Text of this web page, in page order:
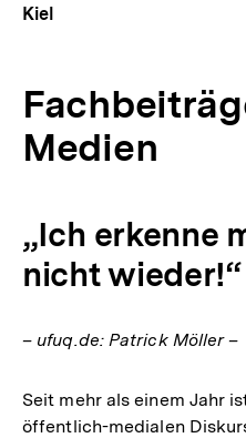
Kiel
Medien
„Ich erkenne
nicht wieder!“
– ufuq.de: Patrick Möller –
Seit mehr als einem Jahr
öffentlich-medialen